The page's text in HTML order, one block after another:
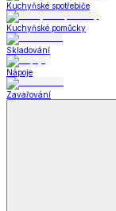
Kuchyňské spotřebiče
Kuchyňské pomůcky
Skladování
Nápoje
Zavařování